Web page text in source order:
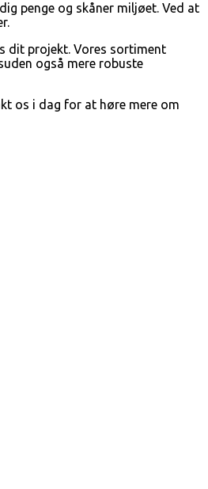
penge og skåner miljøet. Ved at
dit projekt. Vores sortiment
også mere robuste
os i dag for at høre mere om